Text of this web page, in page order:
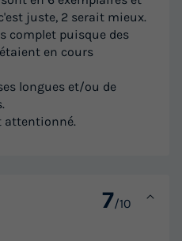
juste, 2 serait mieux.
complet puisque des
en cours
longues et/ou de
attentionné.
7/10